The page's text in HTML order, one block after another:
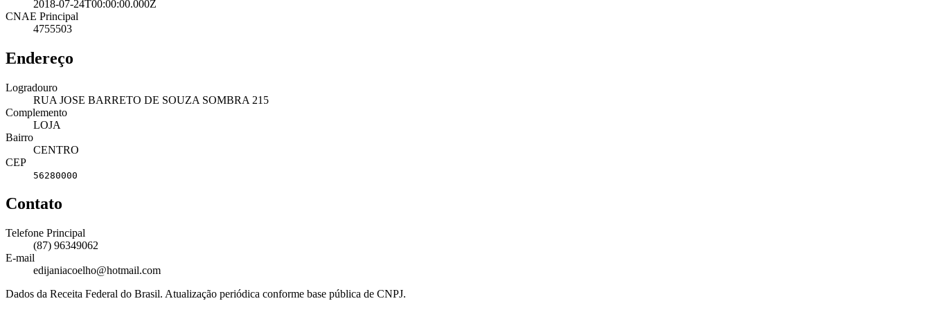
2018-07-24T00:00:00.000Z
CNAE Principal
4755503
Endereço
Logradouro
RUA JOSE BARRETO DE SOUZA SOMBRA 215
Complemento
LOJA
Bairro
CENTRO
CEP
56280000
Contato
Telefone Principal
(87) 96349062
E-mail
edijaniacoelho@hotmail.com
Dados da Receita Federal do Brasil. Atualização periódica conforme base pública de CNPJ.